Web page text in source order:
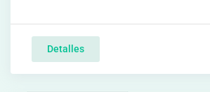
Detalles